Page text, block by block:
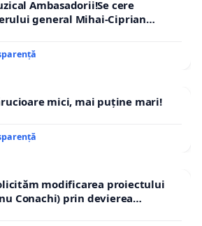
Ambasadorii!Se cere
general Mihai-Ciprian
mici, mai puține mari!
modificarea proiectului
Conachi) prin devierea